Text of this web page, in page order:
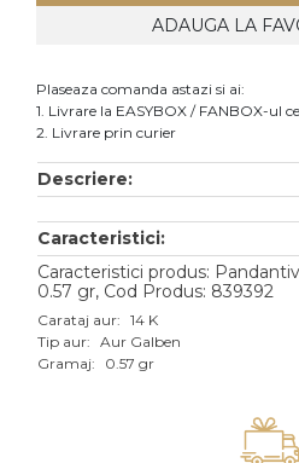
Lanturi
Pandantive
Accesorii
Aur galben
Aur alb
Aur roz
ADAUGA LA
Plaseaza comanda astazi si ai:
1. Livrare la EASYBOX / FANBOX-ul
2. Livrare prin curier
Descriere:
Caracteristici:
Caracteristici produs:
0.57 gr, Cod Produs: 839392
Carataj aur: 14 K
Tip aur: Aur Galben
Gramaj:
0.57 gr